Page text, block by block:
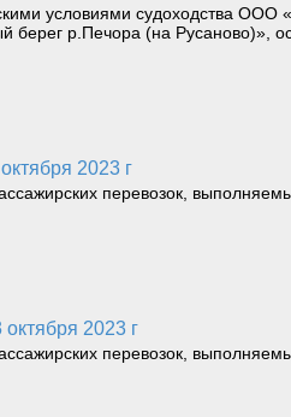
условиями судоходства
берег р.Печора (на Русаново)»,
2023 г
перевозок,
2023 г
перевозок,